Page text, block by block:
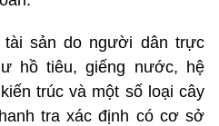
sản do người dân trực
hồ tiêu, giếng nước, hệ
trúc và một số loại cây
tra xác định có cơ sở